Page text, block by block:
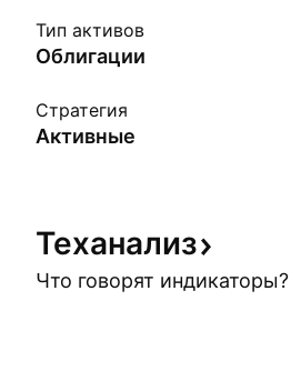
Тип активов
Облигации
Стратегия
Активные
Теханализ
Что говорят индикаторы?